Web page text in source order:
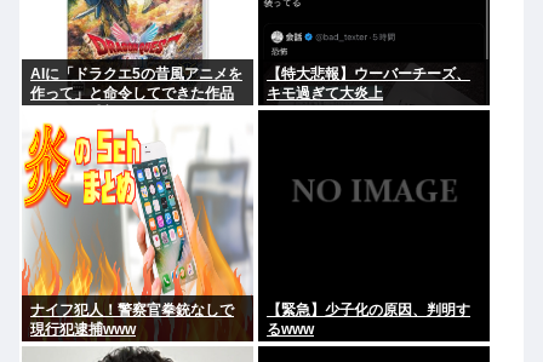
AIに「ドラクエ5の昔風アニメを
作って」と命令してできた作品
【特大悲報】ウーバーチーズ、
キモ過ぎて大炎上
ナイフ犯人！警察官拳銃なしで
現行犯逮捕www
【緊急】少子化の原因、判明す
るwww